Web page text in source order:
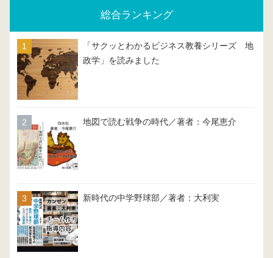
総合ランキング
「サクッとわかるビジネス教養シリーズ 地
政学」を読みました
地図で読む戦争の時代／著者：今尾恵介
新時代の中学野球部／著者：大利実